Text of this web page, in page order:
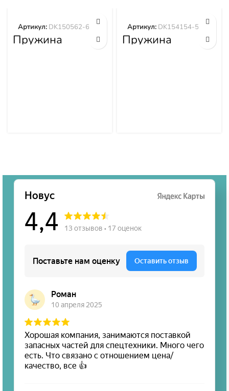
Пружина
DK150562-6200
Артикул: DK150562-6200
Пружина
DK154154-5200
Артикул: DK154154-5200